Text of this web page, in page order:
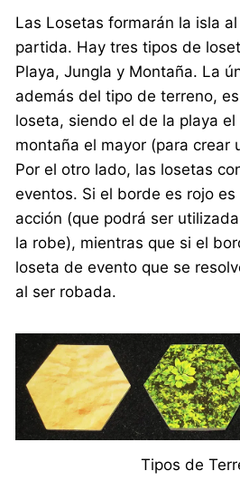
Las Losetas formarán la isla
partida. Hay tres tipos de
Playa, Jungla y Montaña. La
además del tipo de terreno,
loseta, siendo el de la playa
montaña el mayor (para crear
Por el otro lado, las losetas
eventos. Si el borde es rojo
acción (que podrá ser
la robe), mientras que si el
loseta de evento que se
al ser robada.
Tipos de